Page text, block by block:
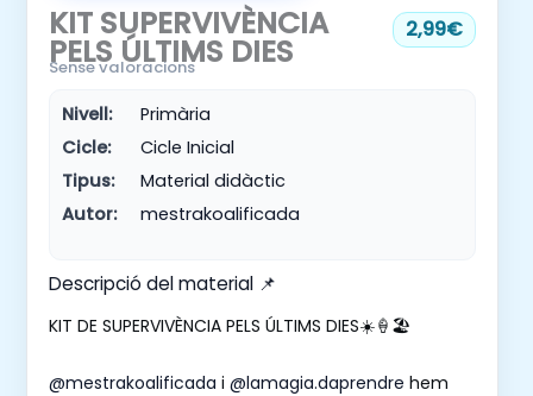
KIT SUPERVIVÈNCIA
PELS ÚLTIMS DIES
2,99€
Sense valoracions
Nivell:
Primària
Cicle:
Cicle Inicial
Tipus:
Material didàctic
Autor:
mestrakoalificada
Descripció del material 📌
KIT DE SUPERVIVÈNCIA PELS ÚLTIMS DIES☀️🍦🏖️
@mestrakoalificada i@lamagia.daprendre hem